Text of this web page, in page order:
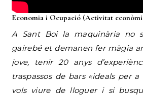
Economia i Ocupació (Activitat
A Sant Boi la maquinària no
gairebé et demanen fer màgia
jove, tenir 20 anys
traspassos de bars «ideals per
vols viure de lloguer i si